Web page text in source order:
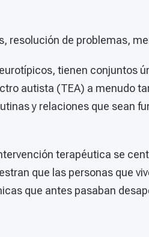
resolución de problemas,
tienen conjuntos
autista (TEA) a menudo
y relaciones que sean
terapéutica se
que las personas que
que antes pasaban